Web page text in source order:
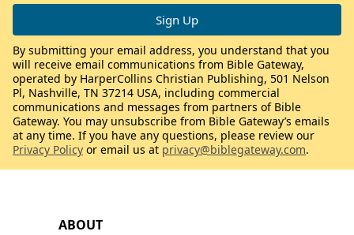
ABOUT
By submitting your email address, you understand that you
will receive email communications from Bible Gateway,
operated by HarperCollins Christian Publishing, 501 Nelson
Pl, Nashville, TN 37214 USA, including commercial
communications and messages from partners of Bible
Gateway. You may unsubscribe from Bible Gateway’s emails
at any time. If you have any questions, please review our
Privacy Policy or email us at privacy@biblegateway.com.